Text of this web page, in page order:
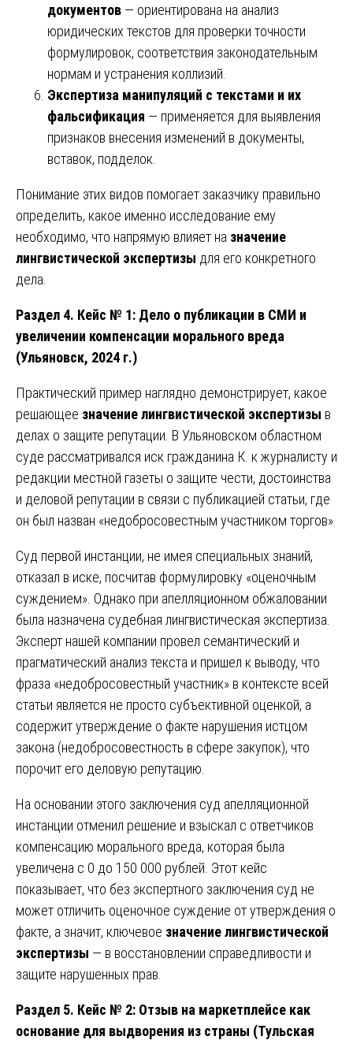
документов — ориентирована на анализ
юридических текстов для проверки точности
формулировок, соответствия законодательным
нормам и устранения коллизий.
Экспертиза манипуляций с текстами и их
фальсификация — применяется для выявления
признаков внесения изменений в документы,
вставок, подделок.
Понимание этих видов помогает заказчику правильно
определить, какое именно исследование ему
необходимо, что напрямую влияет на значение
лингвистической экспертизы для его конкретного
дела.
Раздел 4. Кейс № 1: Дело о публикации в СМИ и
увеличении компенсации морального вреда
(Ульяновск, 2024 г.)
Практический пример наглядно демонстрирует, какое
решающее значение лингвистической экспертизы в
делах о защите репутации. В Ульяновском областном
суде рассматривался иск гражданина К. к журналисту и
редакции местной газеты о защите чести, достоинства
и деловой репутации в связи с публикацией статьи, где
он был назван «недобросовестным участником торгов».
Суд первой инстанции, не имея специальных знаний,
отказал в иске, посчитав формулировку «оценочным
суждением». Однако при апелляционном обжаловании
была назначена судебная лингвистическая экспертиза.
Эксперт нашей компании провел семантический и
прагматический анализ текста и пришел к выводу, что
фраза «недобросовестный участник» в контексте всей
статьи является не просто субъективной оценкой, а
содержит утверждение о факте нарушения истцом
закона (недобросовестность в сфере закупок), что
порочит его деловую репутацию.
На основании этого заключения суд апелляционной
инстанции отменил решение и взыскал с ответчиков
компенсацию морального вреда, которая была
увеличена с 0 до 150 000 рублей. Этот кейс
показывает, что без экспертного заключения суд не
может отличить оценочное суждение от утверждения о
факте, а значит, ключевое значение лингвистической
экспертизы — в восстановлении справедливости и
защите нарушенных прав.
Раздел 5. Кейс № 2: Отзыв на маркетплейсе как
основание для выдворения из страны (Тульская